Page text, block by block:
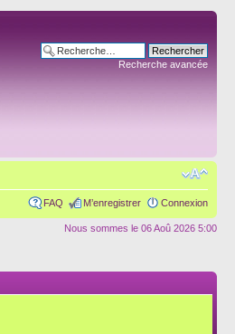
Recherche avancée
FAQ M’enregistrer Connexion
Nous sommes le 06 Aoû 2026 5:00